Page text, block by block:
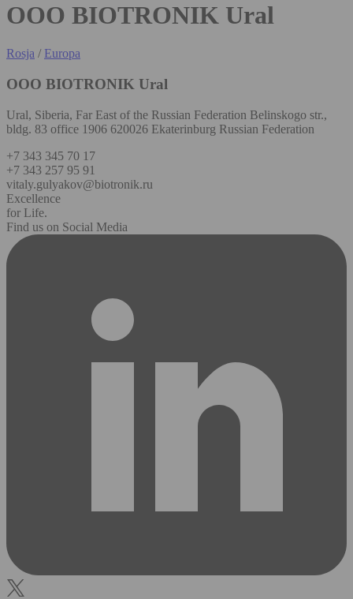
OOO BIOTRONIK Ural
Rosja / Europa
OOO BIOTRONIK Ural
Ural, Siberia, Far East of the Russian Federation Belinskogo str.,
bldg. 83 office 1906 620026 Ekaterinburg Russian Federation
+7 343 345 70 17
+7 343 257 95 91
vitaly.gulyakov@biotronik.ru
Excellence
for Life.
Find us on Social Media